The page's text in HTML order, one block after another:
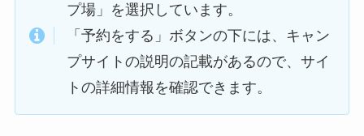
プ場」を選択しています。
「予約をする」ボタンの下には、キャン
プサイトの説明の記載があるので、サイ
トの詳細情報を確認できます。